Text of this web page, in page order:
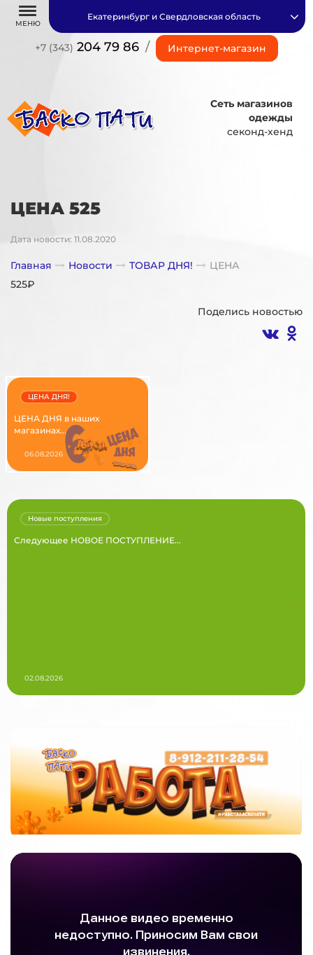
МЕНЮ
+7 (343) 204 79 86 / Интернет-магазин
Екатеринбург и Свердловская область
Сеть магазинов
одежды
секонд-хенд
ЦЕНА 525
Дата новости: 11.08.2020
Главная Новости ТОВАР ДНЯ!
ЦЕНА
525₽
Поделись новостью
ЦЕНА ДНЯ в наших
магазинах...
ЦЕНА ДНЯ!
06.08.2026
Следующее НОВОЕ ПОСТУПЛЕНИЕ...
Новые поступления
02.08.2026